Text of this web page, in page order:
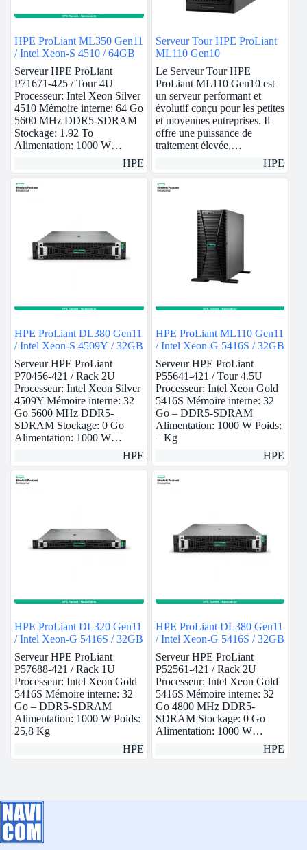
HPE ProLiant ML350 Gen11
/ Intel Xeon-S 4510 / 64GB
Serveur HPE ProLiant
P71671-425 / Tour 4U
Processeur: Intel Xeon Silver
4510 Mémoire interne: 64 Go
5600 MHz DDR5-SDRAM
Stockage: 1.92 To
Alimentation: 1000 W…
HPE
Serveur Tour HPE ProLiant
ML110 Gen10
Le Serveur Tour HPE
ProLiant ML110 Gen10 est
un serveur performant et
évolutif conçu pour les petites
et moyennes entreprises. Il
offre une puissance de
traitement élevée,…
HPE
HPE ProLiant DL380 Gen11
/ Intel Xeon-S 4509Y / 32GB
Serveur HPE ProLiant
P70456-421 / Rack 2U
Processeur: Intel Xeon Silver
4509Y Mémoire interne: 32
Go 5600 MHz DDR5-
SDRAM Stockage: 0 Go
Alimentation: 1000 W…
HPE
HPE ProLiant ML110 Gen11
/ Intel Xeon-G 5416S / 32GB
Serveur HPE ProLiant
P55641-421 / Tour 4.5U
Processeur: Intel Xeon Gold
5416S Mémoire interne: 32
Go – DDR5-SDRAM
Alimentation: 1000 W Poids:
– Kg
HPE
HPE ProLiant DL320 Gen11
/ Intel Xeon-G 5416S / 32GB
Serveur HPE ProLiant
P57688-421 / Rack 1U
Processeur: Intel Xeon Gold
5416S Mémoire interne: 32
Go – DDR5-SDRAM
Alimentation: 1000 W Poids:
25,8 Kg
HPE
HPE ProLiant DL380 Gen11
/ Intel Xeon-G 5416S / 32GB
Serveur HPE ProLiant
P52561-421 / Rack 2U
Processeur: Intel Xeon Gold
5416S Mémoire interne: 32
Go 4800 MHz DDR5-
SDRAM Stockage: 0 Go
Alimentation: 1000 W…
HPE